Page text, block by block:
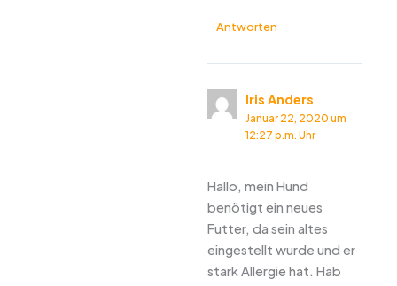
Antworten
Iris Anders
Januar 22, 2020 um
12:27 p.m. Uhr
Hallo, mein Hund
benötigt ein neues
Futter, da sein altes
eingestellt wurde und er
stark Allergie hat. Hab